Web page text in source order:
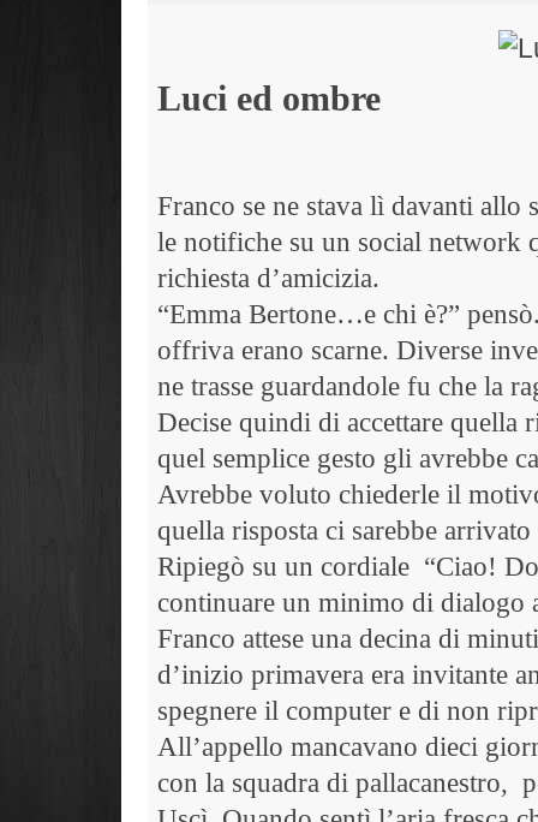
Luci ed ombre
Franco se ne stava lì davanti allo
le notifiche su un social network
richiesta d’amicizia.
“Emma Bertone…e chi è?”
offriva erano scarne. Diverse
ne trasse guardandole fu che la
Decise quindi di accettare quella
quel semplice gesto gli avrebbe
Avrebbe voluto chiederle il
quella risposta ci sarebbe
Ripiegò su un cordiale “Ciao!
continuare un minimo di dialogo
Franco attese una decina di
d’inizio primavera era invitante
spegnere il computer e di non
All’appello mancavano dieci
con la squadra di pallacanestro,